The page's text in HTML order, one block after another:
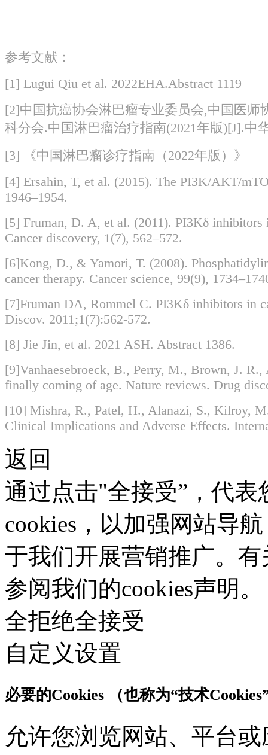
参考文献：
[1] Lugui Qiu et al. 2022EHA.Abstract 1119
[2]中国抗癌协会淋巴瘤专业委员会,中国医
科分会.中国淋巴瘤治疗指南(2021年版)[J].中
[3] 《中国淋巴瘤诊疗指南（2022年版）》
[4] Ersahin, T, et al. (2015). The PI3K/AKT/
1946–1954.
[5] Fruman, D. A, et al. (2011). PI3Kδ
Cancer discovery, 1(7), 562–572.
[6]Kong, D., & Yamori, T. (2008).
cancer therapy. Cancer science, 99(9),
[7]Fruman DA, Rommel C. PI3Kδ inhibitors in
Discov. 2011;1(7):562-572.
[8] Jie Jin, et al. 2021 ASH. Abstract 1386.
[9]Vanhaesebroeck, B., Perry, M., Brown, J.
finally coming of age. Nature reviews. Drug
[10] Mishra, R., Patel, H., Alanazi, S., Kilroy,
Clinical Implications and Adverse Effects.
返回
通过点击"全接受”，代
cookies，以加强网站导
于我们开展营销推广。
参阅我们的cookies声明。
全拒绝全接受
自定义设置
必要的Cookies （也称为“技术
允许您浏览网站、平台